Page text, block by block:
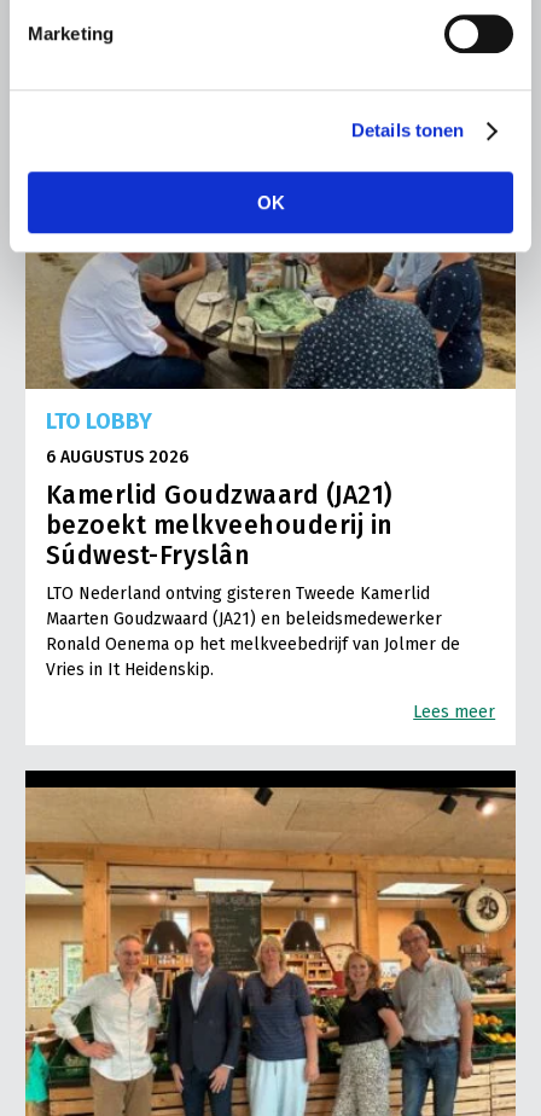
Marketing
Details tonen
OK
LTO LOBBY
6 AUGUSTUS 2026
Kamerlid Goudzwaard (JA21)
bezoekt melkveehouderij in
Súdwest-Fryslân
LTO Nederland ontving gisteren Tweede Kamerlid
Maarten Goudzwaard (JA21) en beleidsmedewerker
Ronald Oenema op het melkveebedrijf van Jolmer de
Vries in It Heidenskip.
Lees meer